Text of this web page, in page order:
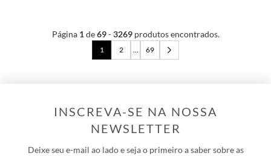
Página 1de69-3269produtos encontrados.
1 2 ... 69
INSCREVA-SE NA NOSSA
NEWSLETTER
Deixe seu e-mail ao lado e seja o primeiro a saber sobre as